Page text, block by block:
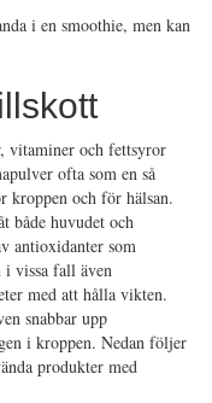
i en smoothie, men kan
vitaminer och fettsyror
ofta som en så
kroppen och för hälsan.
både huvudet och
antioxidanter som
i vissa fall även
med att hålla vikten.
snabbar upp
i kroppen. Nedan följer
produkter med